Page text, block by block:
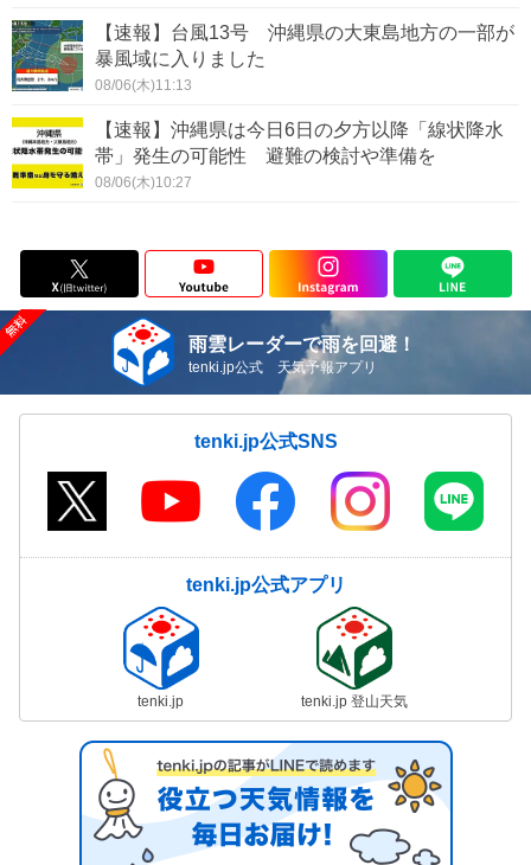
【速報】台風13号 沖縄県の大東島地方の一部が
暴風域に入りました
08/06(木)11:13
【速報】沖縄県は今日6日の夕方以降「線状降水
帯」発生の可能性 避難の検討や準備を
08/06(木)10:27
雨雲レーダーで雨を回避！
tenki.jp公式 天気予報アプリ
tenki.jp公式SNS
tenki.jp公式アプリ
tenki.jp tenki.jp 登山天気